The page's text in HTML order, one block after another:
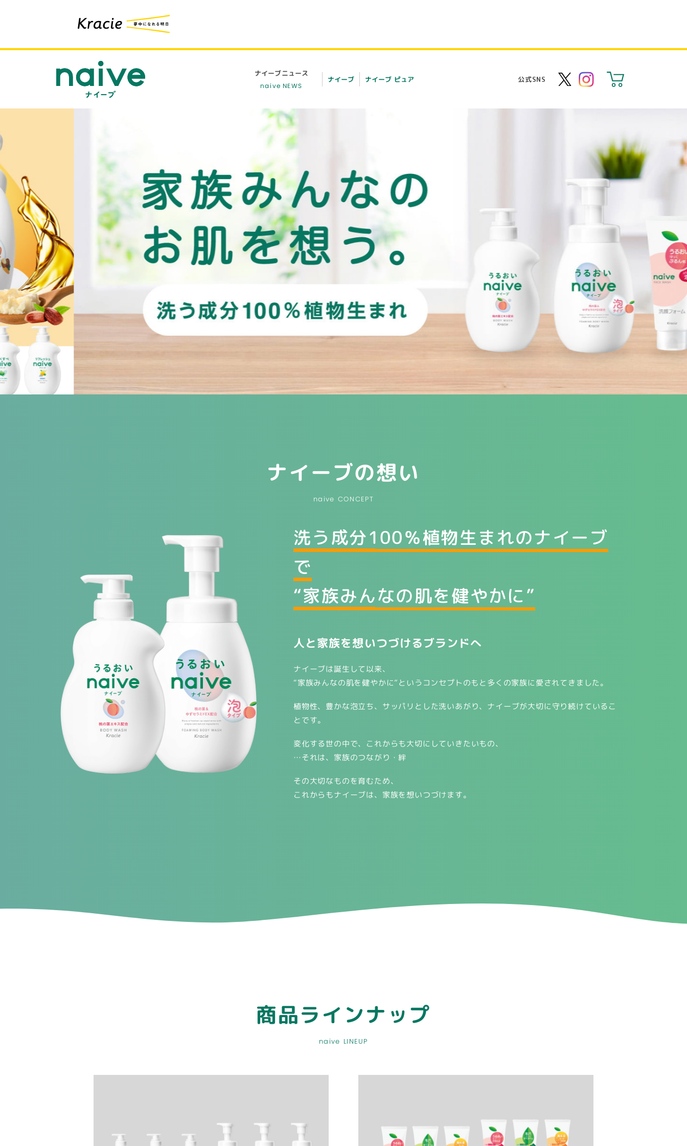
ナイーブニュース
naive NEWS
ナイーブ ナイーブ ピュア 公式SNS
ナイーブの想い
naive CONCEPT
洗う成分100％植物生まれのナイーブ
で
“家族みんなの肌を健やかに”
人と家族を想いつづけるブランドへ
ナイーブは誕生して以来、
“家族みんなの肌を健やかに”というコンセプトのもと多くの家族に愛されてきました。
植物性、豊かな泡立ち、サッパリとした洗いあがり、ナイーブが大切に守り続けているこ
とです。
変化する世の中で、これからも大切にしていきたいもの、
…それは、家族のつながり・絆
その大切なものを育むため、
これからもナイーブは、家族を想いつづけます。
商品ラインナップ
naive LINEUP